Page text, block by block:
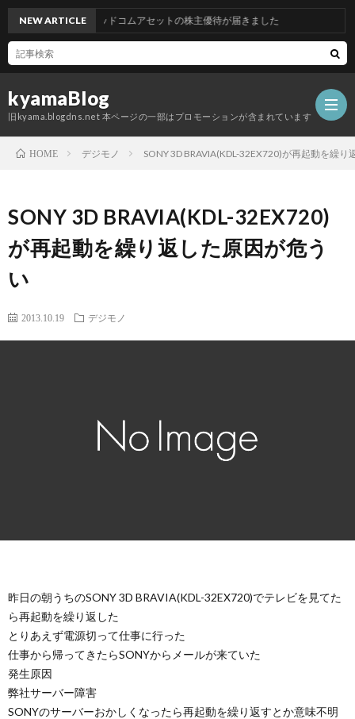
kyamaBlog
旧kyama.blogdns.net 本ページの一部はプロモーションが含まれています
NEW ARTICLEグッドコムアセットの株主優待が届きました
HOME デジモノ SONY 3D BRAVIA(KDL-32EX720)が再起動を繰り
SONY 3D BRAVIA(KDL-32EX720)
が再起動を繰り返した原因が危う
い
2013.10.19 デジモノ
昨日の朝うちのSONY 3D BRAVIA(KDL-32EX720)でテレビを見てた
ら再起動を繰り返した
とりあえず電源切って仕事に行った
仕事から帰ってきたらSONYからメールが来ていた
発生原因
弊社サーバー障害
SONYのサーバーおかしくなったら再起動を繰り返すとか意味不明